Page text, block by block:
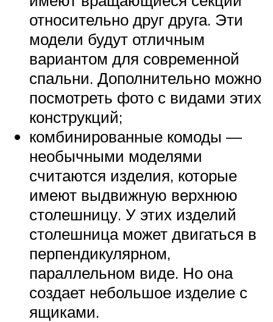
относительно друг друга. Эти
модели будут отличным
вариантом для современной
спальни. Дополнительно можно
посмотреть фото с видами этих
конструкций;
комбинированные комоды —
необычными моделями
считаются изделия, которые
имеют выдвижную верхнюю
столешницу. У этих изделий
столешница может двигаться в
перпендикулярном,
параллельном виде. Но она
создает небольшое изделие с
ящиками.